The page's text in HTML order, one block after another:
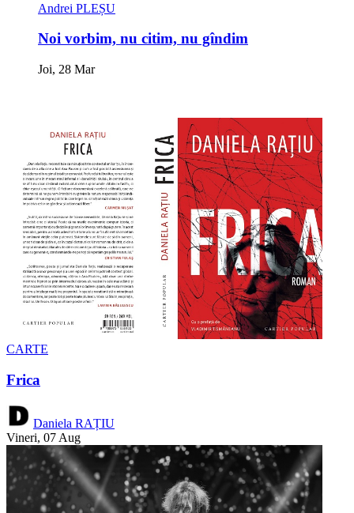
Andrei PLEȘU
Noi vorbim, nu citim, nu gîndim
Joi, 28 Mar
CARTE
Frica
Daniela RAȚIU
Vineri, 07 Aug